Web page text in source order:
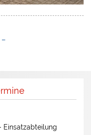
Einsatzabteilung